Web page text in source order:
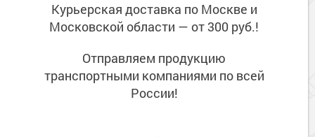
Курьерская доставка по Москве и
Московской области — от 300 руб.!
Отправляем продукцию
транспортными компаниями по всей
России!